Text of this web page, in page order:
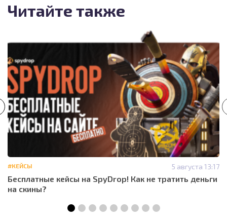
Читайте также
#КЕЙСЫ 5 августа 13:17
Бесплатные кейсы на SpyDrop! Как не тратить деньги
на скины?